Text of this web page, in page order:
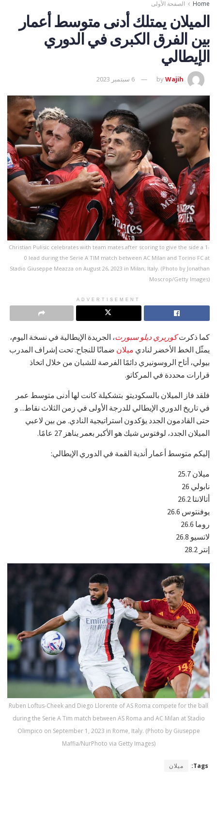
Home الصفحة الأولى
الميلان يمتلك أدنى متوسط أعمار
بين الفرق الكبرى في الدوري
الإيطالي
byWajih 6 سبتمبر 2023
Christian Pulisic celebrates with team mates after scoring to give the side a 1-
0 lead during the Serie A TIM match between AC Milan and Torino FC at
Stadio Giuseppe Meazza on August 26, 2023 in Milan, Italy. (Photo by Jonathan
Moscrop/Getty Images)
ADVERTISEMENT
كما ذكرتكوريري ديلو سبورت، الجريدة الإيطالية في نسخة اليوم،
يمثّل الخط الأخضر لنادي ميلان ضمانًا للنجاح. تحت إشراف المدرب
بيولي، أتاح الروسونيري دائمًا الفرصة للشبان من خلال اتخاذ
قرارات محددة في المركاتو.
فلقد فاز الميلان بالسكوديتو بتشكيلة كانت لها أدنى متوسط عمر
في تاريخ الدوري الإيطالي للدرجة الأولى في زمن الثلاث نقاط... و
حتى القادمون الجدد يؤكدون استراتيجية النادي. من بين لاعبي
الميلان الجدد، لوفتوس شيك هو الأكبر بعمر يناهز 27 عامًا.
إليكم متوسط أعمار أندية القمة في الدوري الإيطالي:
ميلان 25.7
نابولي 26
أتالانتا 26.2
يوفنتوس 26.6
روما 26.6
لاتسيو 26.8
إنتر 28.2
Ruben Loftus-Cheek and Diego Llorente of AS Roma compete for the ball
during the Serie A Tim match between AS Roma and AC Milan at Stadio
Olimpico on September 1, 2023 in Rome, Italy. (Photo by Giuseppe
Maffia/NurPhoto via Getty Images)
Tags: ميلان